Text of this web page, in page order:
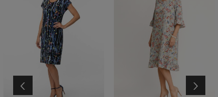
‹ ›